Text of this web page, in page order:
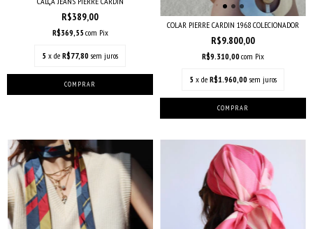
R$389,00
R$369,55com Pix
5 x de R$77,80 sem juros
COLAR PIERRE CARDIN 1968 COLECIONADOR
R$9.800,00
R$9.310,00com Pix
5 x de R$1.960,00 sem juros